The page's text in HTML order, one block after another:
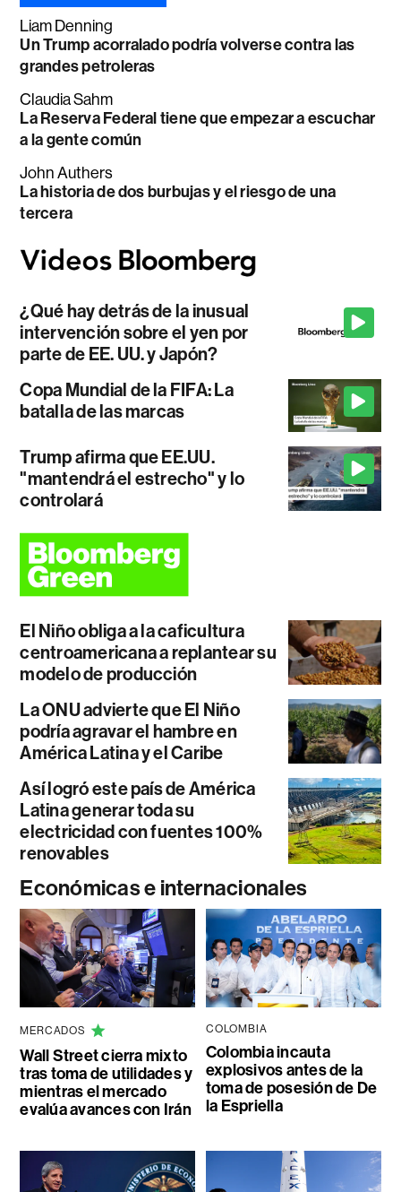
Liam Denning
Un Trump acorralado podría volverse contra las
grandes petroleras
Claudia Sahm
La Reserva Federal tiene que empezar a escuchar
a la gente común
John Authers
La historia de dos burbujas y el riesgo de una
tercera
¿Qué hay detrás de la inusual
intervención sobre el yen por
parte de EE. UU. y Japón?
Copa Mundial de la FIFA: La
batalla de las marcas
Trump afirma que EE.UU.
"mantendrá el estrecho" y lo
controlará
El Niño obliga a la caficultura
centroamericana a replantear su
modelo de producción
La ONU advierte que El Niño
podría agravar el hambre en
América Latina y el Caribe
Así logró este país de América
Latina generar toda su
electricidad con fuentes 100%
renovables
Económicas e internacionales
MERCADOS
Wall Street cierra mixto
tras toma de utilidades y
mientras el mercado
evalúa avances con Irán
COLOMBIA
Colombia incauta
explosivos antes de la
toma de posesión de De
la Espriella